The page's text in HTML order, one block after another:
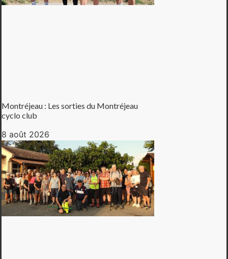
Montréjeau : Les sorties du Montréjeau
cyclo club
8 août 2026